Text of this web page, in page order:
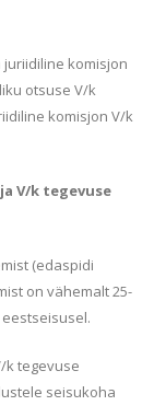
komisjon
otsuse V/k
komisjon V/k
V/k tegevuse
(edaspidi
on vähemalt 25-
k tegevuse
seisukoha